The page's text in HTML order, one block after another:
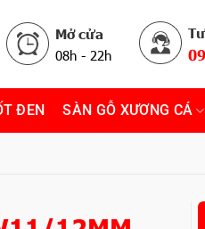
Mở cửa
08h - 22h
ĐEN SÀN GỖ XƯƠNG CÁ